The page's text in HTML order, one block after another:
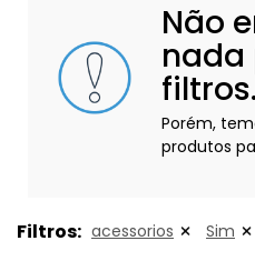
Não
nada
Porém,
produtos
Filtros: acessorios Sim